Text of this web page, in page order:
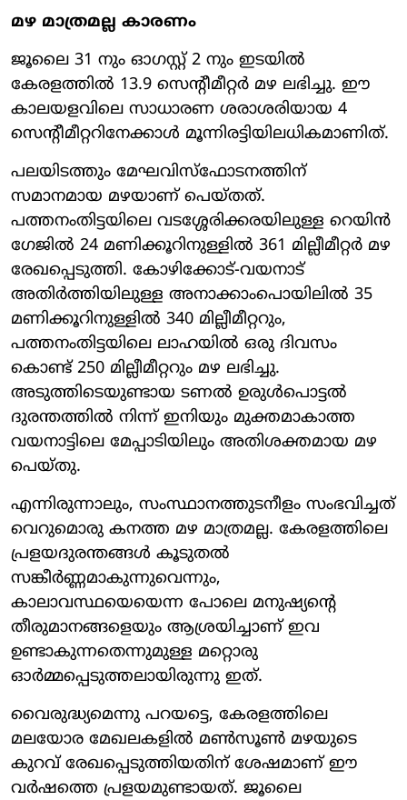
മഴ മാത്രമല്ല കാരണം
ജൂലൈ 31 നും ഓഗസ്റ്റ് 2 നും ഇടയിൽ
കേരളത്തിൽ 13.9 സെന്റീമീറ്റർ മഴ ലഭിച്ചു. ഈ
കാലയളവിലെ സാധാരണ ശരാശരിയായ 4
സെന്റീമീറ്ററിനേക്കാൾ മൂന്നിരട്ടിയിലധികമാണിത്.
പലയിടത്തും മേഘവിസ്ഫോടനത്തിന്
സമാനമായ മഴയാണ് പെയ്തത്.
പത്തനംതിട്ടയിലെ വടശ്ശേരിക്കരയിലുള്ള റെയിൻ
ഗേജിൽ 24 മണിക്കൂറിനുള്ളിൽ 361 മില്ലീമീറ്റർ മഴ
രേഖപ്പെടുത്തി. കോഴിക്കോട്-വയനാട്
അതിർത്തിയിലുള്ള അനാക്കാംപൊയിലിൽ 35
മണിക്കൂറിനുള്ളിൽ 340 മില്ലീമീറ്ററും,
പത്തനംതിട്ടയിലെ ലാഹയിൽ ഒരു ദിവസം
കൊണ്ട് 250 മില്ലീമീറ്ററും മഴ ലഭിച്ചു.
അടുത്തിടെയുണ്ടായ ടണൽ ഉരുൾപൊട്ടൽ
ദുരന്തത്തിൽ നിന്ന് ഇനിയും മുക്തമാകാത്ത
വയനാട്ടിലെ മേപ്പാടിയിലും അതിശക്തമായ മഴ
പെയ്തു.
എന്നിരുന്നാലും, സംസ്ഥാനത്തുടനീളം സംഭവിച്ചത്
വെറുമൊരു കനത്ത മഴ മാത്രമല്ല. കേരളത്തിലെ
പ്രളയദുരന്തങ്ങൾ കൂടുതൽ
സങ്കീർണ്ണമാകുന്നുവെന്നും,
കാലാവസ്ഥയെയെന്ന പോലെ മനുഷ്യന്റെ
തീരുമാനങ്ങളെയും ആശ്രയിച്ചാണ് ഇവ
ഉണ്ടാകുന്നതെന്നുമുള്ള മറ്റൊരു
ഓർമ്മപ്പെടുത്തലായിരുന്നു ഇത്.
വൈരുദ്ധ്യമെന്നു പറയട്ടെ, കേരളത്തിലെ
മലയോര മേഖലകളിൽ മൺസൂൺ മഴയുടെ
കുറവ് രേഖപ്പെടുത്തിയതിന് ശേഷമാണ് ഈ
വർഷത്തെ പ്രളയമുണ്ടായത്. ജൂലൈ